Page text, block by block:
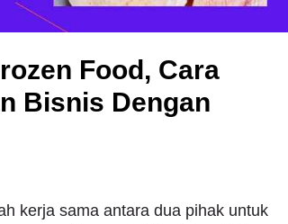
Food, Cara
Bisnis Dengan
kerja sama antara dua pihak untuk